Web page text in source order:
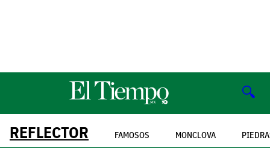
🔍
REFLECTOR FAMOSOS MONCLOVA